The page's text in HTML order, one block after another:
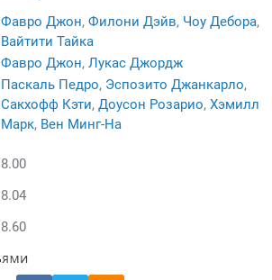
Фавро Джон, Филони Дэйв, Чоу Дебора,
Вайтити Тайка
Фавро Джон, Лукас Джордж
Паскаль Педро, Эспозито Джанкарло,
Сакхофф Кэти, Доусон Розарио, Хэмилл
Марк, Вен Минг-На
8.00
8.04
8.60